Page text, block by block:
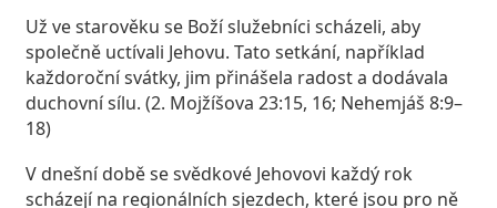
Už ve starověku se Boží služebníci scházeli, aby
společně uctívali Jehovu. Tato setkání, například
každoroční svátky, jim přinášela radost a dodávala
duchovní sílu. (2. Mojžíšova 23:15, 16; Nehemjáš 8:9–
18)
V dnešní době se svědkové Jehovovi každý rok
scházejí na regionálních sjezdech, které jsou pro ně